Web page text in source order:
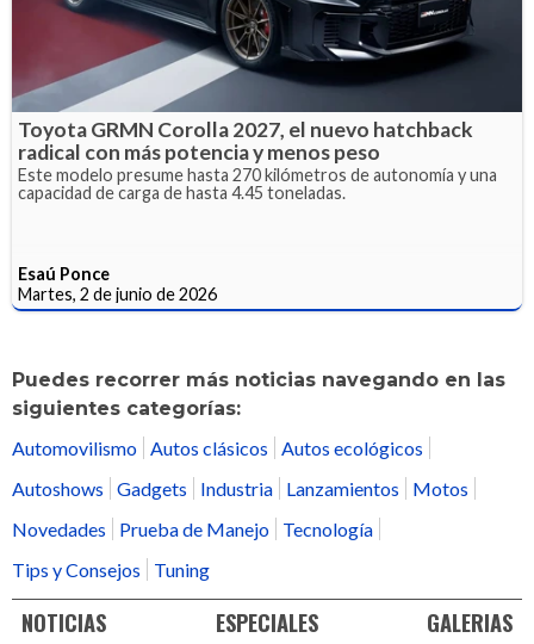
Toyota GRMN Corolla 2027, el nuevo hatchback
radical con más potencia y menos peso
Este modelo presume hasta 270 kilómetros de autonomía y una
capacidad de carga de hasta 4.45 toneladas.
Esaú Ponce
Martes, 2 de junio de 2026
Puedes recorrer más noticias navegando en las
siguientes categorías:
Automovilismo Autos clásicos
Autos ecológicos
Autoshows
Gadgets Industria Lanzamientos
Motos
Novedades
Prueba de Manejo
Tecnología
Tips y Consejos
Tuning
NOTICIAS ESPECIALES GALERIAS